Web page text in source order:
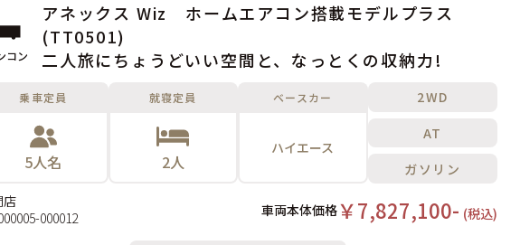
コン
アネックス Wiz ホームエアコン搭載モデルプラス
(TT0501)
二人旅にちょうどいい空間と、なっとくの収納力!
乗車定員
5人名
就寝定員
2人
ベースカー
ハイエース
2WD
AT
ガソリン
店
000012
車両本体価格￥7,827,100- (税込)